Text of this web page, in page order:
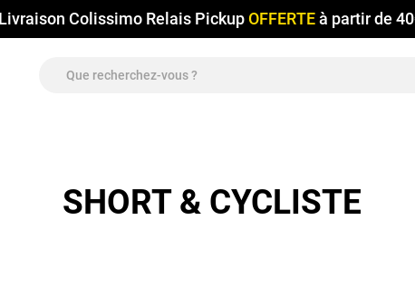
Livraison Colissimo Relais Pickup OFFERTEà partir de
SHORT & CYCLISTE